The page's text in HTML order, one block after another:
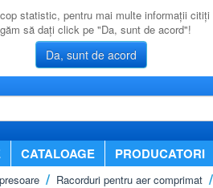
statistic, pentru mai multe informaţii citiţi
să daţi click pe "Da, sunt de acord"!
Da, sunt de acord
CATALOAGE PRODUCATORI
Racorduri pentru aer comprimat